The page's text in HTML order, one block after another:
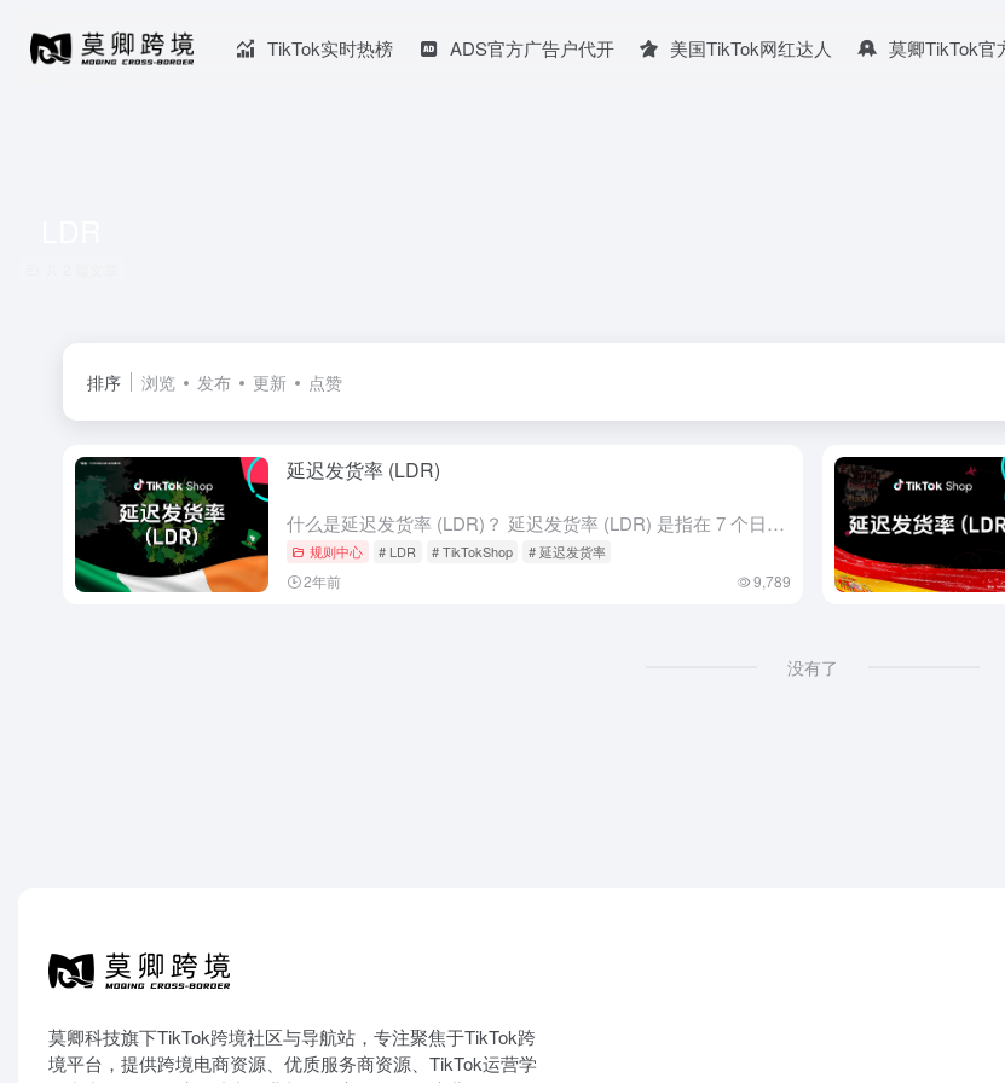
TikTok实时热榜 ADS官方广告户代开 美国TikTok网红达人 莫卿TikTok官
排序 浏览 发布 更新 点赞
延迟发货率 (LDR)
什么是延迟发货率 (LDR)？ 延迟发货率 (LDR) 是指在 7 个日历日内，所有订单中超过 3 个工作日 才更新为“已发货”状态的订单所占的百分比。
规则中心 # LDR # TikTokShop # 延迟发货率
2年前 9,789
没有了
莫卿科技旗下TikTok跨境社区与导航站，专注聚焦于TikTok跨
境平台，提供跨境电商资源、优质服务商资源、TikTok运营学